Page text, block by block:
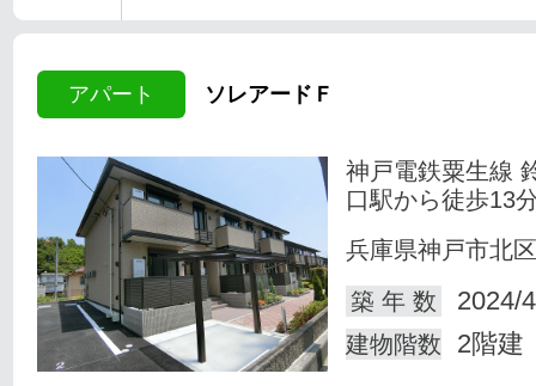
アパート ソレアードＦ
神戸電鉄粟生線
口駅から徒歩13
兵庫県神戸市北
築 年 数
2024/
建物階数 2階建